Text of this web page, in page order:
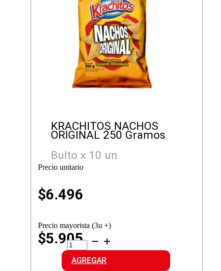
KRACHITOS NACHOS
ORIGINAL 250 Gramos
Bulto x 10 un
Precio unitario
$6.496
Precio mayorista (3u +)
$5.905KRACHITOS
NACHOS
ORIGINAL
cantidad
AGREGAR